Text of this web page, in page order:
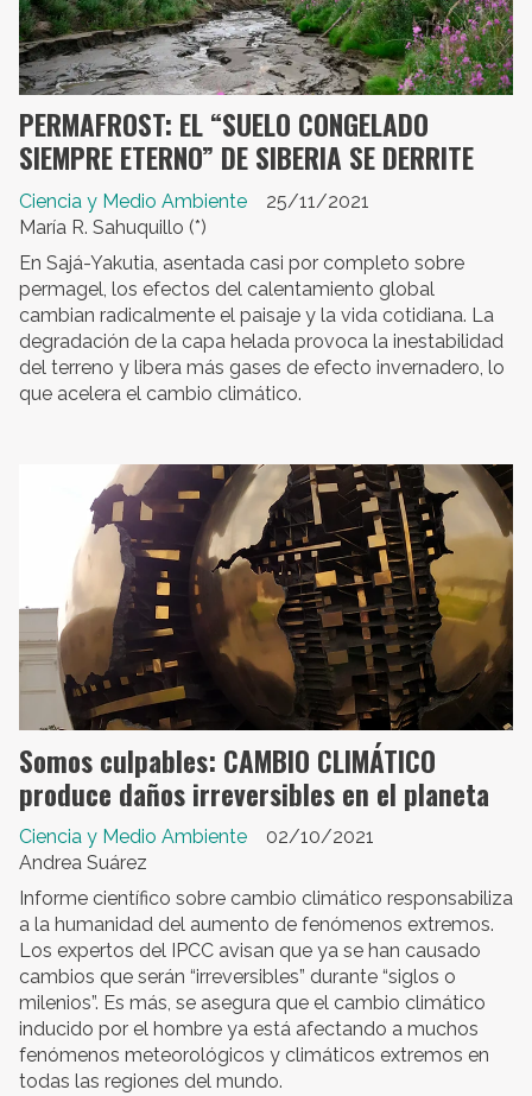
PERMAFROST: EL “SUELO CONGELADO
SIEMPRE ETERNO” DE SIBERIA SE DERRITE
María R. Sahuquillo (*)
Ciencia y Medio Ambiente 25/11/2021
En Sajá-Yakutia, asentada casi por completo sobre
permagel, los efectos del calentamiento global
cambian radicalmente el paisaje y la vida cotidiana. La
degradación de la capa helada provoca la inestabilidad
del terreno y libera más gases de efecto invernadero, lo
que acelera el cambio climático.
Somos culpables: CAMBIO CLIMÁTICO
produce daños irreversibles en el planeta
Andrea Suárez
Ciencia y Medio Ambiente 02/10/2021
Informe científico sobre cambio climático responsabiliza
a la humanidad del aumento de fenómenos extremos.
Los expertos del IPCC avisan que ya se han causado
cambios que serán “irreversibles” durante “siglos o
milenios”. Es más, se asegura que el cambio climático
inducido por el hombre ya está afectando a muchos
fenómenos meteorológicos y climáticos extremos en
todas las regiones del mundo.